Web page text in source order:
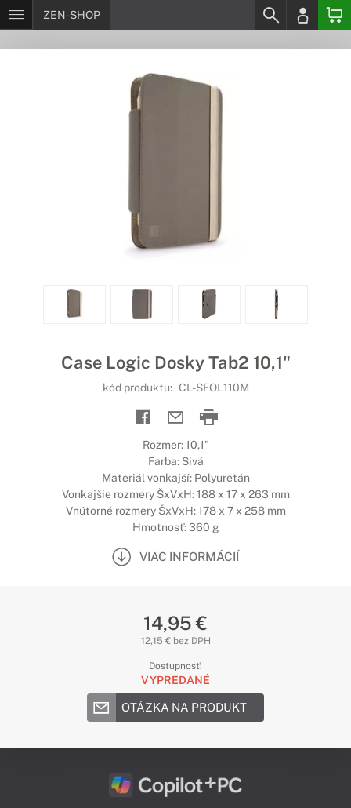
ZEN-SHOP
Case Logic Dosky Tab2 10,1"
kód produktu: CL-SFOL110M
Rozmer: 10,1"
Farba: Sivá
Materiál vonkajší: Polyuretán
Vonkajšie rozmery ŠxVxH: 188 x 17 x 263 mm
Vnútorné rozmery ŠxVxH: 178 x 7 x 258 mm
Hmotnosť: 360 g
VIAC INFORMÁCIÍ
14,95 €
12,15 € bez DPH
Dostupnosť:
VYPREDANÉ
OTÁZKA NA PRODUKT